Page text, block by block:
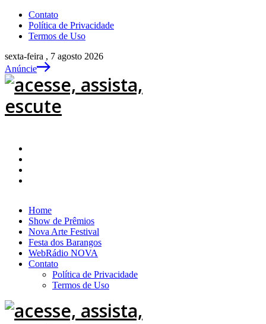
Contato
Política de Privacidade
Termos de Uso
sexta-feira , 7 agosto 2026
Anúncie
Home
Show de Prêmios
Nova Arte Festival
Festa dos Barangos
WebRádio NOVA
Contato
Política de Privacidade
Termos de Uso